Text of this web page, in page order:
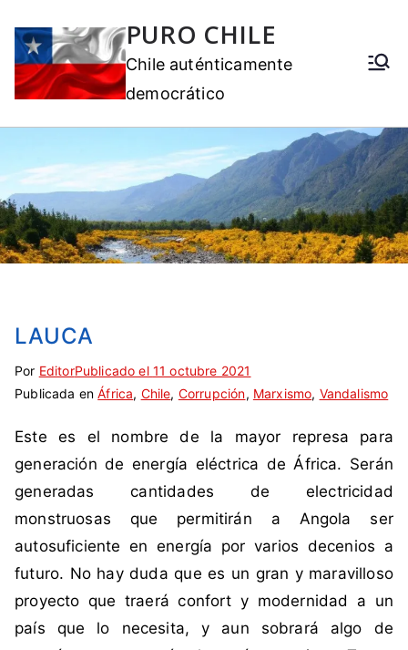
PURO CHILE
Chile auténticamente
democrático
LAUCA
Por EditorPublicado el 11 octubre 2021
Publicada enÁfrica, Chile, Corrupción, Marxismo, Vandalismo
E
t
q
u
e
d
a
c
o
S
i
c
o
m
t
a
r
i
Este es el nombre de la mayor represa para
generación de energía eléctrica de África. Serán
generadas cantidades de electricidad
monstruosas que permitirán a Angola ser
autosuficiente en energía por varios decenios a
futuro. No hay duda que es un gran y maravilloso
proyecto que traerá confort y modernidad a un
país que lo necesita, y aun sobrará algo de